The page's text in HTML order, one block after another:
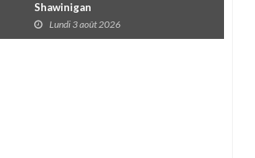
Shawinigan
Lundi 3 août 2026